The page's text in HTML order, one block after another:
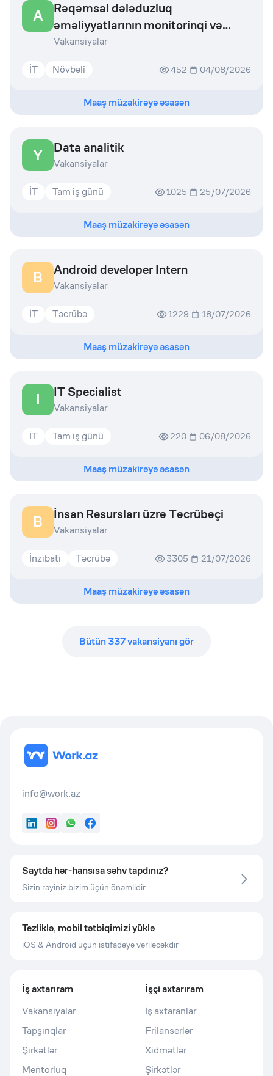
A
Rəqəmsal dələduzluq
əməliyyatlarının monitorinqi və
təhlili üzrə mütəxəssis
Vakansiyalar
İT Növbəli 452 04/08/2026
Maaş müzakirəyə əsasən
Y Data analitik
Vakansiyalar
İT Tam iş günü 1025 25/07/2026
Maaş müzakirəyə əsasən
B Android developer Intern
Vakansiyalar
İT Təcrübə 1229 18/07/2026
Maaş müzakirəyə əsasən
I IT Specialist
Vakansiyalar
İT Tam iş günü 220 06/08/2026
Maaş müzakirəyə əsasən
B İnsan Resursları üzrə Təcrübəçi
Vakansiyalar
İnzibati Təcrübə 3305 21/07/2026
Maaş müzakirəyə əsasən
Bütün337vakansiyanı gör
info@work.az
LinkedInInstagram
WhatsApp
Facebook
Saytda hər-hansısa səhv tapdınız?
Sizin rəyiniz bizim üçün önəmlidir
Tezliklə, mobil tətbiqimizi yüklə
iOS & Android üçün istifadəyə veriləcəkdir
İş axtarıram
Vakansiyalar
Tapşırıqlar
Şirkətlər
Mentorluq
İşçi axtarıram
İş axtaranlar
Frilanserlər
Xidmətlər
Şirkətlər